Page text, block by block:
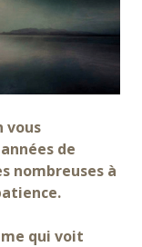
vous
de
nombreuses à
qui voit